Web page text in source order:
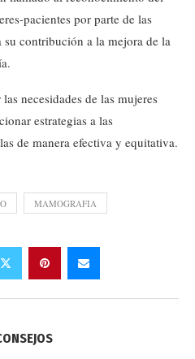
pacientes por parte de las
contribución a la mejora de la
necesidades de las mujeres
estrategias a las
de manera efectiva y equitativa.
MAMOGRAFIA